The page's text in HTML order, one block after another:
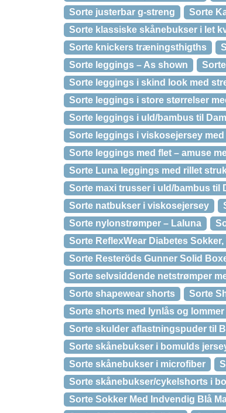
Sorte justerbar g-streng
Sorte
Sorte klassiske skånebukser i let
Sorte knickers træningsthigths
Sorte leggings – As shown
Sorte leggings i skind look med
Sorte leggings i store størrelser
Sorte leggings i uld/bambus til
Sorte leggings i viskosejersey
Sorte leggings med flet – amuse
Sorte Luna leggings med rillet
Sorte maxi trusser i uld/bambus til
Sorte natbukser i viskosejersey
Sorte nylonstrømper – Laluna
Sorte ReflexWear Diabetes Sokker,
Sorte Resteröds Gunner Solid
Sorte selvsiddende netstrømper
Sorte shapewear shorts
Sorte
Sorte shorts med lynlås og lommer
Sorte skulder aflastningspuder til
Sorte skånebukser i bomulds
Sorte skånebukser i microfiber
Sorte skånebukser/cykelshorts i
Sorte Sokker Med Indvendig Blå